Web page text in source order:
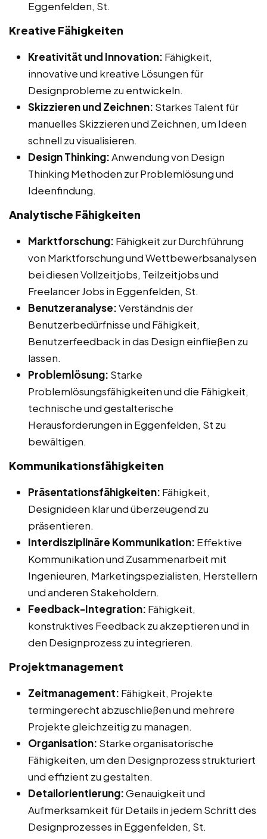
Eggenfelden, St.
Kreative Fähigkeiten
Kreativität und Innovation: Fähigkeit,
innovative und kreative Lösungen für
Designprobleme zu entwickeln.
Skizzieren und Zeichnen: Starkes Talent für
manuelles Skizzieren und Zeichnen, um Ideen
schnell zu visualisieren.
Design Thinking:Anwendung von Design
Thinking Methoden zur Problemlösung und
Ideenfindung.
Analytische Fähigkeiten
Marktforschung: Fähigkeit zur Durchführung
von Marktforschung und Wettbewerbsanalysen
bei diesen Vollzeitjobs, Teilzeitjobs und
Freelancer Jobs in Eggenfelden, St.
Benutzeranalyse:Verständnis der
Benutzerbedürfnisse und Fähigkeit,
Benutzerfeedback in das Design einfließen zu
lassen.
Problemlösung: Starke
Problemlösungsfähigkeiten und die Fähigkeit,
technische und gestalterische
Herausforderungen in Eggenfelden, St zu
bewältigen.
Kommunikationsfähigkeiten
Präsentationsfähigkeiten: Fähigkeit,
Designideen klar und überzeugend zu
präsentieren.
Interdisziplinäre Kommunikation: Effektive
Kommunikation und Zusammenarbeit mit
Ingenieuren, Marketingspezialisten, Herstellern
und anderen Stakeholdern.
Feedback-Integration: Fähigkeit,
konstruktives Feedback zu akzeptieren und in
den Designprozess zu integrieren.
Projektmanagement
Zeitmanagement: Fähigkeit, Projekte
termingerecht abzuschließen und mehrere
Projekte gleichzeitig zu managen.
Organisation: Starke organisatorische
Fähigkeiten, um den Designprozess strukturiert
und effizient zu gestalten.
Detailorientierung:Genauigkeit und
Aufmerksamkeit für Details in jedem Schritt des
Designprozesses in Eggenfelden, St.